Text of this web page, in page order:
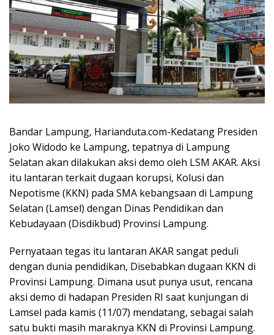
Bandar Lampung, Harianduta.com-Kedatang Presiden
Joko Widodo ke Lampung, tepatnya di Lampung
Selatan akan dilakukan aksi demo oleh LSM AKAR. Aksi
itu lantaran terkait dugaan korupsi, Kolusi dan
Nepotisme (KKN) pada SMA kebangsaan di Lampung
Selatan (Lamsel) dengan Dinas Pendidikan dan
Kebudayaan (Disdikbud) Provinsi Lampung.
Pernyataan tegas itu lantaran AKAR sangat peduli
dengan dunia pendidikan, Disebabkan dugaan KKN di
Provinsi Lampung. Dimana usut punya usut, rencana
aksi demo di hadapan Presiden RI saat kunjungan di
Lamsel pada kamis (11/07) mendatang, sebagai salah
satu bukti masih maraknya KKN di Provinsi Lampung.